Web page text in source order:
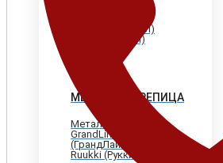
Katepal (Катепал)
Icopal (Икопал)
МЕТАЛЛОЧЕРЕПИЦА
МеталлПрофиль
GrandLine
(ГрандЛайн)
Ruukki (Рукки)